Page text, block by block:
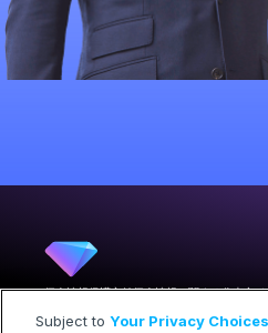
個人情報保護方針個人情報に関する公表文イ
Subject to Your Privacy Choices